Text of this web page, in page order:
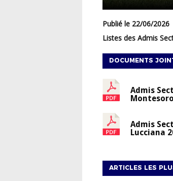
Publié le 22/06/2026
Listes des Admis
DOCUMENTS
Admis
Admis
Lucciana
ARTICLES LES